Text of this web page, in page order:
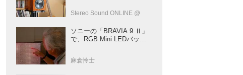
「AE1」の40周年記念モデ
Stereo Sound ONLINE @
ソニーの「BRAVIA 9 Ⅱ」
で、RGB Mini LEDバック
リー” だ（後）：麻倉怜士
麻倉怜士